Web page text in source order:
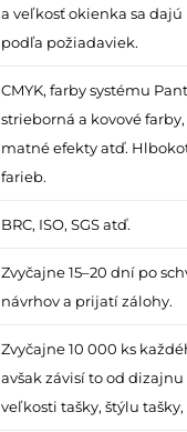
a veľkosť okienka sa
podľa požiadaviek.
CMYK, farby systému
strieborná a kovové
matné efekty atď.
farieb.
BRC, ISO, SGS atď.
Zvyčajne 15–20 dní po
návrhov a prijatí zálohy.
Zvyčajne 10 000 ks
avšak závisí to od
veľkosti tašky, štýlu